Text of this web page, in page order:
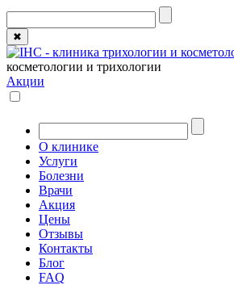
✖
косметологии и трихологии
Акции
О клинике
Услуги
Болезни
Врачи
Акция
Цены
Отзывы
Контакты
Блог
FAQ